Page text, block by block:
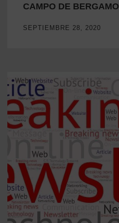
CAMPO DE BERGAMO
SEPTIEMBRE 28, 2020